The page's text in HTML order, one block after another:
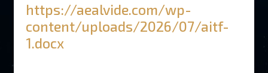
https://aealvide.com/wp-
content/uploads/2026/07/aitf-
1.docx